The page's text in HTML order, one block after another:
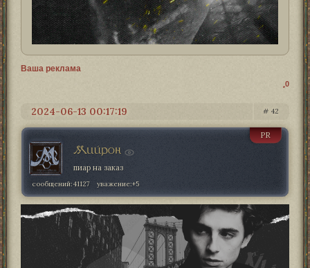
Ваша реклама
0
42
2024-06-13 00:17:19
Мийрон
PR
пиар на заказ
сообщений:41127 уважение:+5